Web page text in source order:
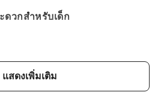
ดวกสำหรับเด็ก
วนกลาง
แสดงเพิ่มเติม